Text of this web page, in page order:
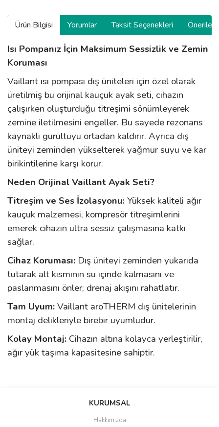
Ürün Bilgisi Yorumlar Taksit Seçenekleri
Isı Pompanız İçin Maksimum Sessizlik ve Zemin
Koruması
Vaillant ısı pompası dış üniteleri için özel olarak
üretilmiş bu orijinal kauçuk ayak seti, cihazın
çalışırken oluşturduğu titreşimi sönümleyerek
zemine iletilmesini engeller. Bu sayede rezonans
kaynaklı gürültüyü ortadan kaldırır. Ayrıca dış
üniteyi zeminden yükselterek yağmur suyu ve kar
birikintilerine karşı korur.
Neden Orijinal Vaillant Ayak Seti?
Titreşim ve Ses İzolasyonu:Yüksek kaliteli ağır
kauçuk malzemesi, kompresör titreşimlerini
emerek cihazın ultra sessiz çalışmasına katkı
sağlar.
Cihaz Koruması: Dış üniteyi zeminden yukarıda
tutarak alt kısmının su içinde kalmasını ve
paslanmasını önler; drenaj akışını rahatlatır.
Tam Uyum:Vaillant aroTHERM dış ünitelerinin
montaj delikleriyle birebir uyumludur.
Kolay Montaj: Cihazın altına kolayca yerleştirilir,
ağır yük taşıma kapasitesine sahiptir.
Bu ürüne ilk yorumu siz yapın!
KURUMSAL
Hakkımızda